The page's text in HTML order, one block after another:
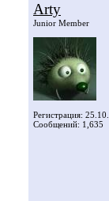
Arty
Junior Member
Регистрация:
Сообщений: 1,635